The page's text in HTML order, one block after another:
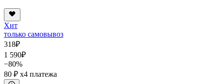
Хит
только самовывоз
318₽
1 590₽
−80%
80 ₽ x4 платежа